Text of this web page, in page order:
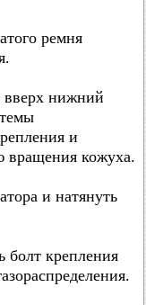
ремня
вверх нижний
и
вращения кожуха.
и натянуть
болт крепления